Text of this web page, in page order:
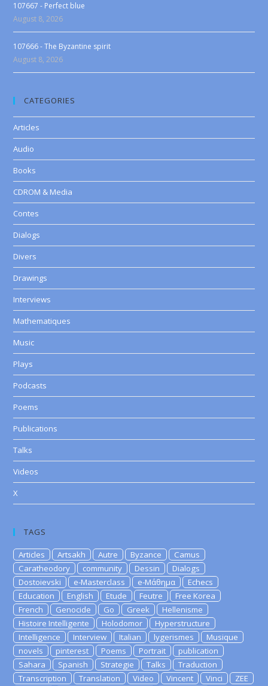
107667 - Perfect blue
August 8, 2026
107666 - The Byzantine spirit
August 8, 2026
CATEGORIES
Articles
Audio
Books
CDROM & Media
Contes
Dialogs
Divers
Drawings
Interviews
Mathematiques
Music
Plays
Podcasts
Poems
Publications
Talks
Videos
X
TAGS
Articles Artsakh Autre Byzance
Camus
Caratheodory
community Dessin
Dialogs
Dostoievski
e-Masterclass e-Μάθημα
Echecs
Education
English Etude Feutre
Free Korea
French
Genocide Go Greek
Hellenisme
Histoire Intelligente
Holodomor
Hyperstructure
Intelligence
Interview Italian lygerismes
Musique
novels
pinterest Poems Portrait
publication
Sahara
Spanish Strategie Talks
Traduction
Transcription
Translation Video Vincent Vinci
ZEE